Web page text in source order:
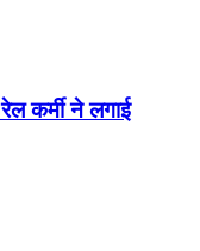
कर्मी ने लगाई